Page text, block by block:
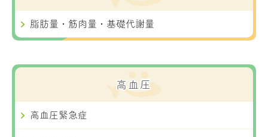
脂肪量・筋肉量・基礎代謝量
高血圧
高血圧緊急症